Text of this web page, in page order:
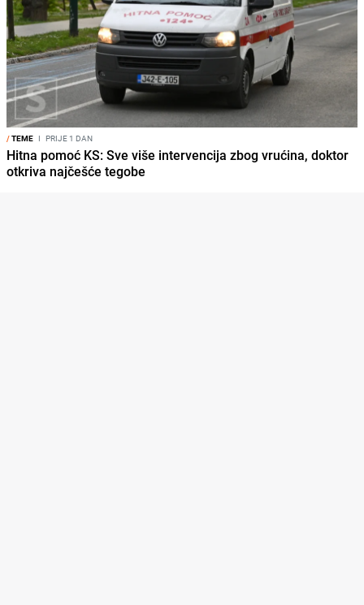
/TEME I PRIJE 1 DAN
Hitna pomoć KS: Sve više intervencija zbog vrućina, doktor
otkriva najčešće tegobe